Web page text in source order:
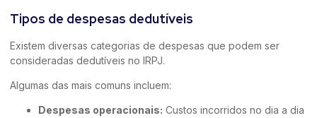
Tipos de despesas dedutíveis
Existem diversas categorias de despesas que podem ser
consideradas dedutíveis no IRPJ.
Algumas das mais comuns incluem:
Despesas operacionais: Custos incorridos no dia a dia